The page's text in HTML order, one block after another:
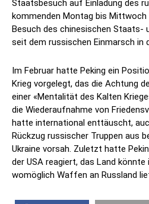
Staatsbesuch auf Einladung des
kommenden Montag bis
Besuch des chinesischen Staats-
seit dem russischen Einmarsch in
Im Februar hatte Peking ein
Krieg vorgelegt, das die Achtung
einer «Mentalität des Kalten
die Wiederaufnahme von
hatte international enttäuscht,
Rückzug russischer Truppen aus
Ukraine vorsah. Zuletzt hatte
der USA reagiert, das Land könnte
womöglich Waffen an Russland